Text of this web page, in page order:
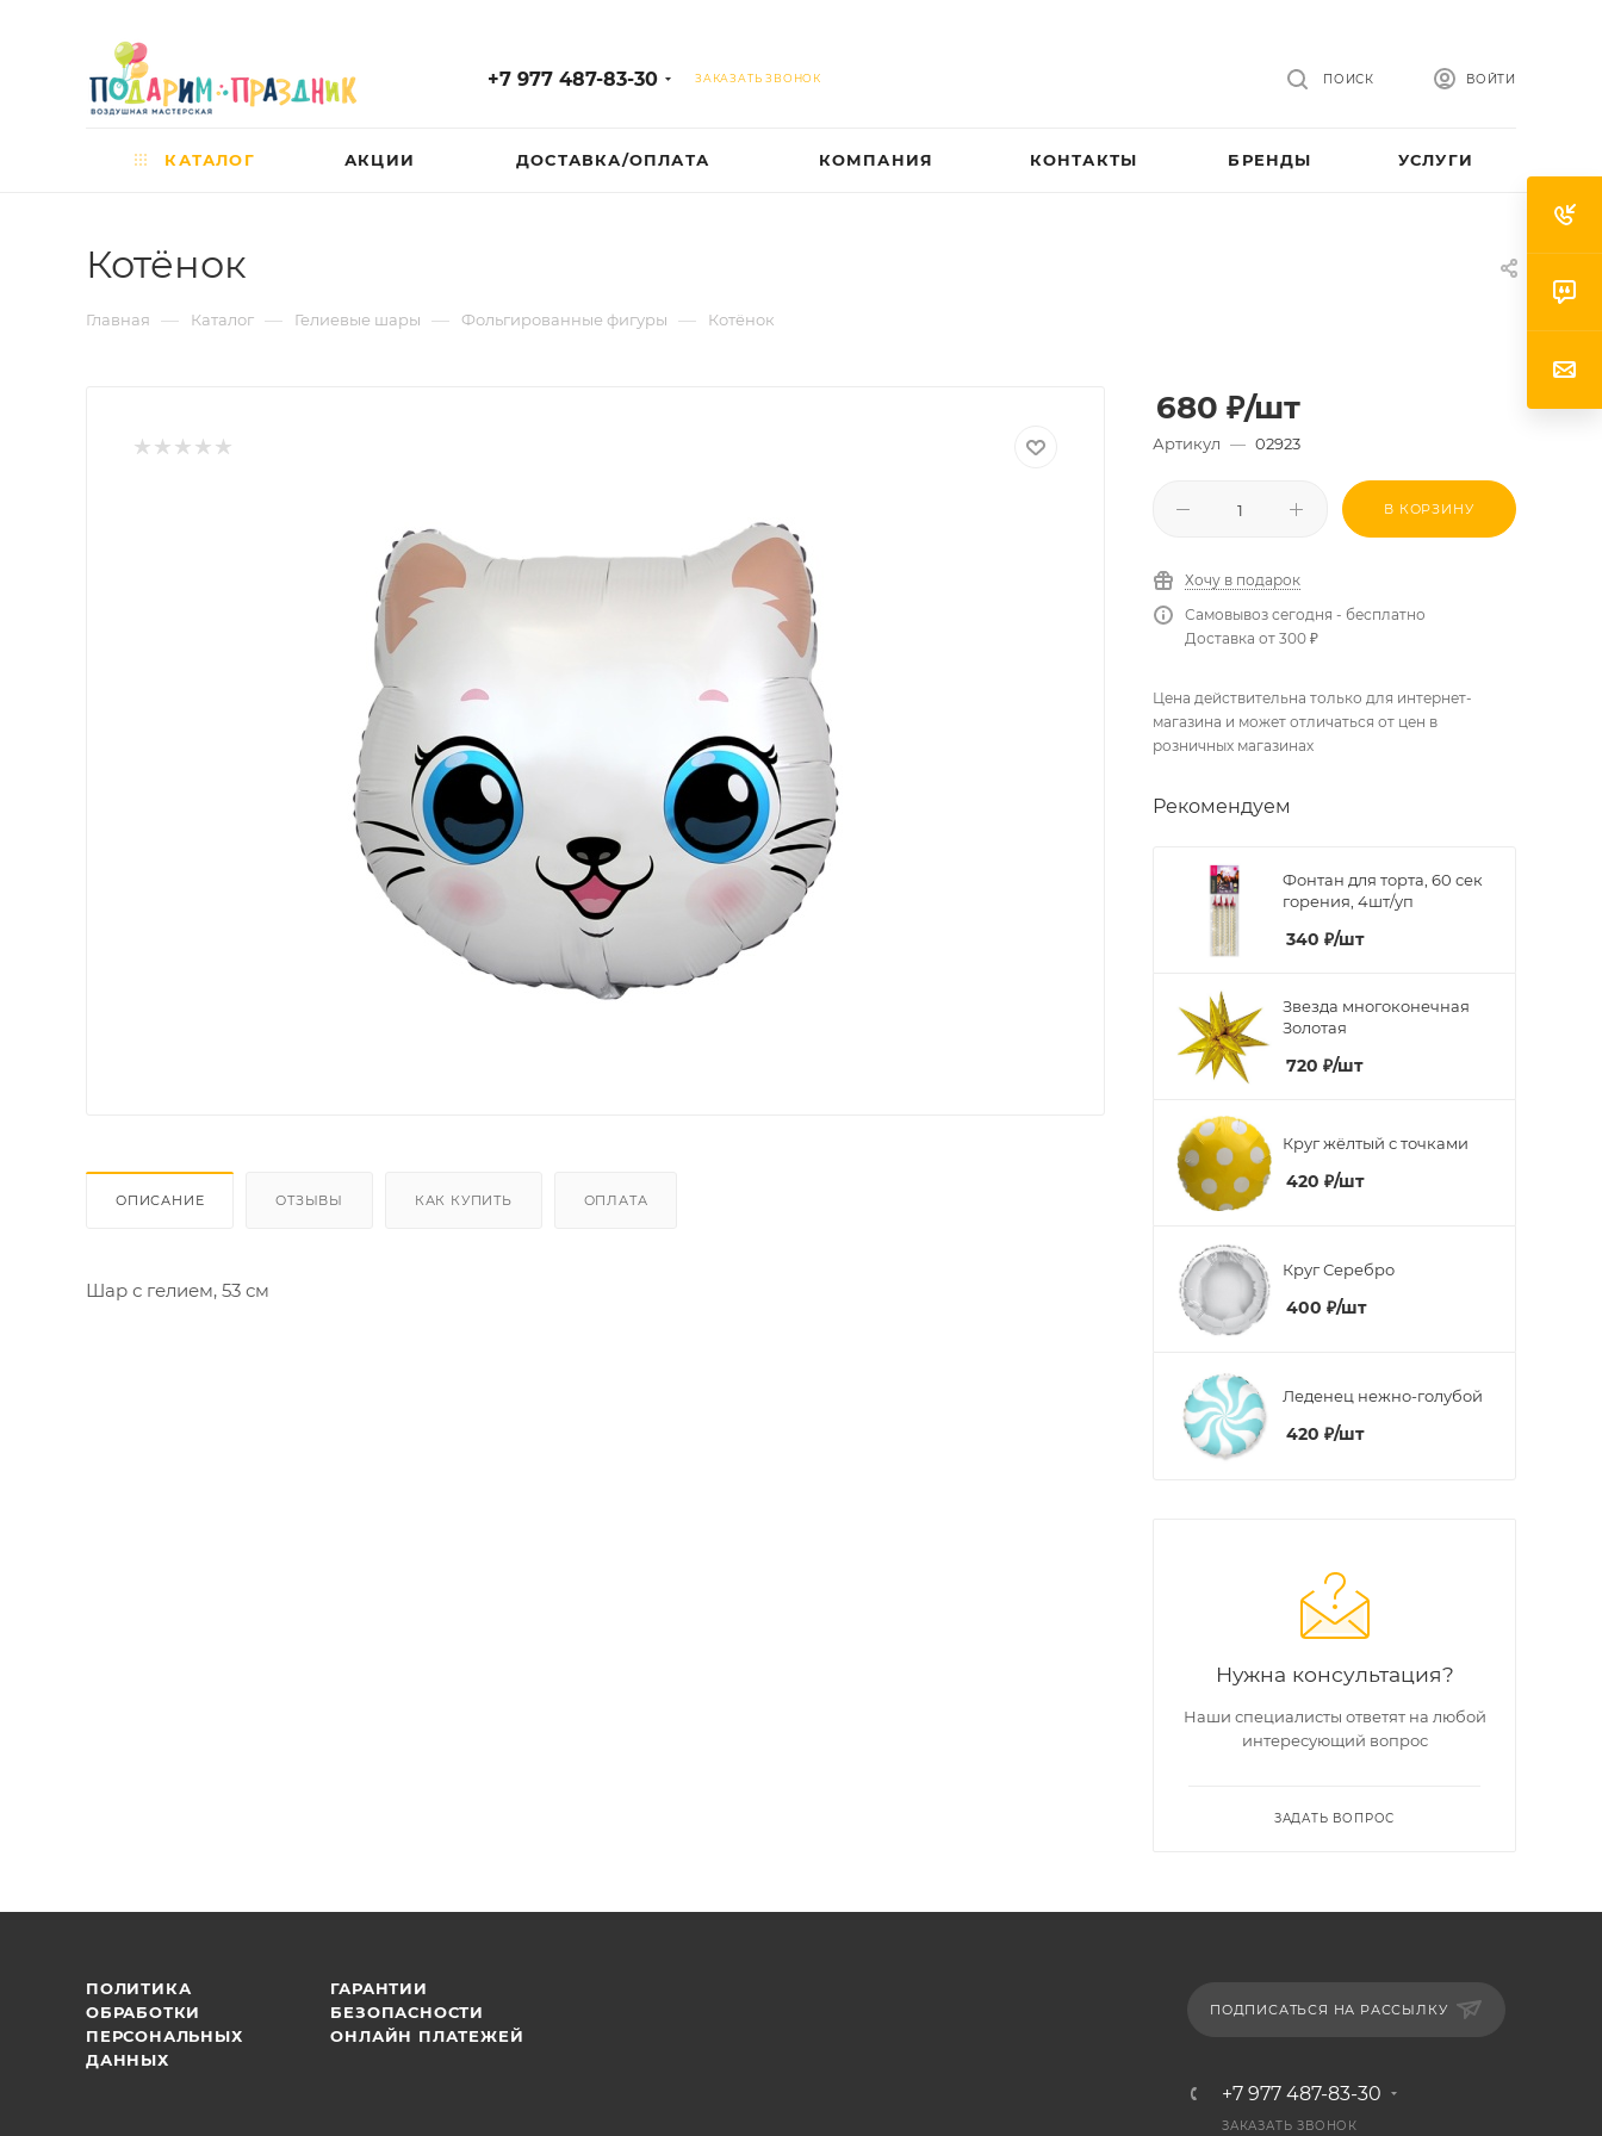
+7 977 487-83-30 ЗАКАЗАТЬ ЗВОНОК ВОЙТИ
ПОИСК
КАТАЛОГ АКЦИИ ДОСТАВКА/ОПЛАТА КОМПАНИЯ КОНТАКТЫ БРЕНДЫ УСЛУГИ
Котёнок
Главная — Каталог — Гелиевые шары — Фольгированные фигуры — Котёнок
ОПИСАНИЕ ОТЗЫВЫ КАК КУПИТЬ ОПЛАТА
Шар с гелием, 53 см
680 ₽/шт
Артикул — 02923
В КОРЗИНУ
Хочу в подарок
Самовывоз сегодня - бесплатно
Доставка от 300 ₽
Цена действительна только для интернет-
магазина и может отличаться от цен в
розничных магазинах
Рекомендуем
Фонтан для торта, 60 сек
горения, 4шт/уп
340 ₽/шт
Звезда многоконечная
Золотая
720 ₽/шт
Круг жёлтый с точками
420 ₽/шт
Круг Серебро
400 ₽/шт
Леденец нежно-голубой
420 ₽/шт
Нужна консультация?
Наши специалисты ответят на любой
интересующий вопрос
ЗАДАТЬ ВОПРОС
ПОЛИТИКА
ОБРАБОТКИ
ПЕРСОНАЛЬНЫХ
ДАННЫХ
ГАРАНТИИ
БЕЗОПАСНОСТИ
ОНЛАЙН ПЛАТЕЖЕЙ
ПОДПИСАТЬСЯ НА РАССЫЛКУ
+7 977 487-83-30
ЗАКАЗАТЬ ЗВОНОК